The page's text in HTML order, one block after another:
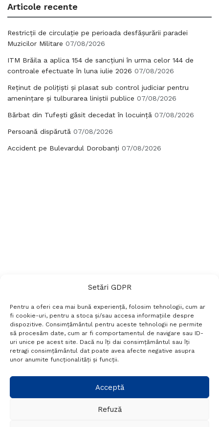
Setări GDPR
Pentru a oferi cea mai bună experiență, folosim tehnologii, cum ar
fi cookie-uri, pentru a stoca și/sau accesa informațiile despre
dispozitive. Consimțământul pentru aceste tehnologii ne permite
să procesăm date, cum ar fi comportamentul de navigare sau ID-
uri unice pe acest site. Dacă nu îți dai consimțământul sau îți
retragi consimțământul dat poate avea afecte negative asupra
unor anumite funcționalități și funcții.
Acceptă
Refuză
Articole recente
Restricții de circulație pe perioada desfășurării paradei
Muzicilor Militare 07/08/2026
ITM Brăila a aplica 154 de sancțiuni în urma celor 144 de
controale efectuate în luna iulie 2026 07/08/2026
Reținut de polițiști și plasat sub control judiciar pentru
amenințare și tulburarea liniștii publice 07/08/2026
Bărbat din Tufești găsit decedat în locuință 07/08/2026
Persoană dispărută 07/08/2026
Accident pe Bulevardul Dorobanți 07/08/2026
Termeni si conditii
Politică de confidențialitate
Politica cookies
Setări GDPR
+40 788 760 194